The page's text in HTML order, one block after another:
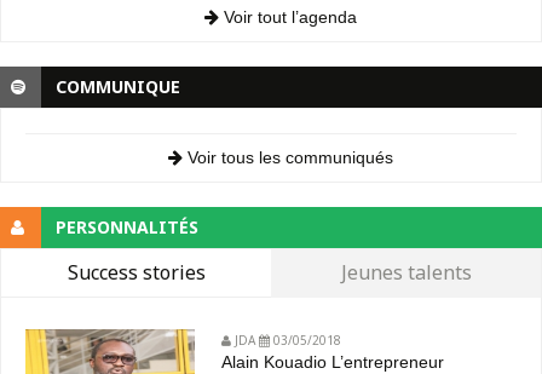
Voir tout l’agenda
COMMUNIQUE
Voir tous les communiqués
PERSONNALITÉS
Success stories Jeunes talents
JDA 03/05/2018
Alain Kouadio L’entrepreneur